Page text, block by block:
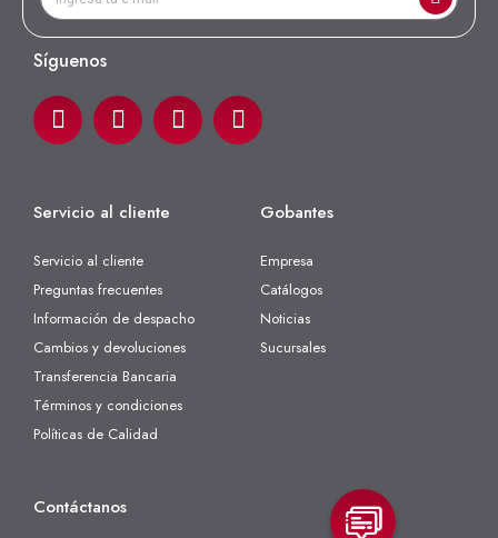
Síguenos
Servicio al cliente
Servicio al cliente
Preguntas frecuentes
Información de despacho
Cambios y devoluciones
Transferencia Bancaria
Términos y condiciones
Políticas de Calidad
Gobantes
Empresa
Catálogos
Noticias
Sucursales
Contáctanos